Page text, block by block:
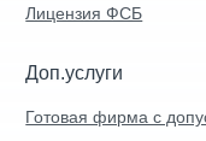
Лицензия ФСБ
Доп.услуги
Готовая фирма с